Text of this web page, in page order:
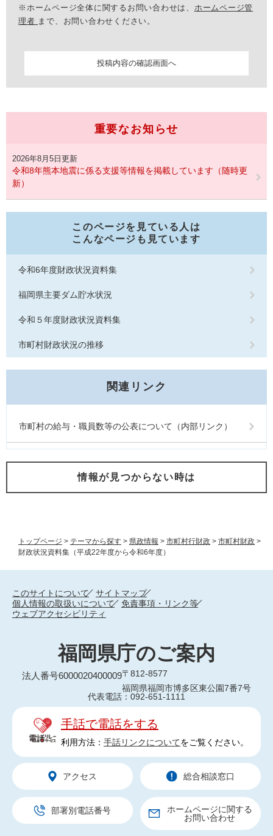
トップページ > テーマから探す > 県政情報 > 市町村行財政 > 市町村財政 >
財政状況資料集（平成22年度から令和6年度）
※ホームページ全体に関するお問い合わせは、 ホームページ管
理者 まで、お問い合わせください。
重要なお知らせ
2026年8月5日更新
令和8年熊本地震に係る支援等情報を掲載しています（随時更
新）
このページを見ている人は
こんなページも見ています
令和6年度財政状況資料集
福岡県主要ダム貯水状況
令和５年度財政状況資料集
市町村財政状況の推移
関連リンク
市町村の給与・職員数等の公表について（内部リンク）
情報が見つからない時は
このサイトについて
サイトマップ
個人情報の取扱いについて
免責事項・リンク等
ウェブアクセシビリティ
福岡県庁のご案内
法人番号6000020400009〒812-8577
福岡県福岡市博多区東公園7番7号
代表電話：092-651-1111
手話で電話をする
利用方法： 手話リンクについてをご覧ください。
アクセス 総合相談窓口
部署別電話番号
ホームページに関する
お問い合わせ